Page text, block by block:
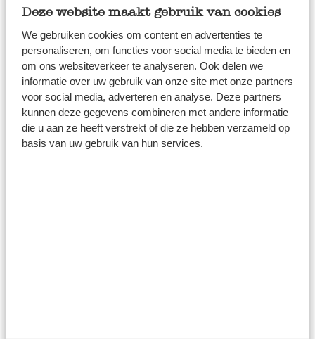
Deze website maakt gebruik van cookies
We gebruiken cookies om content en advertenties te
personaliseren, om functies voor social media te bieden en
om ons websiteverkeer te analyseren. Ook delen we
informatie over uw gebruik van onze site met onze partners
voor social media, adverteren en analyse. Deze partners
kunnen deze gegevens combineren met andere informatie
die u aan ze heeft verstrekt of die ze hebben verzameld op
basis van uw gebruik van hun services.
en een echte eyecatcher op elke tafel. Het is ook een
wat zwaardere houtsoort, zodat het taartplateau extra
stevig op tafel blijft staan.
Tijdloze porseleinen
taartplateaus
Wil je toch wat meer verfijning in een tijdloze stijl? Kies